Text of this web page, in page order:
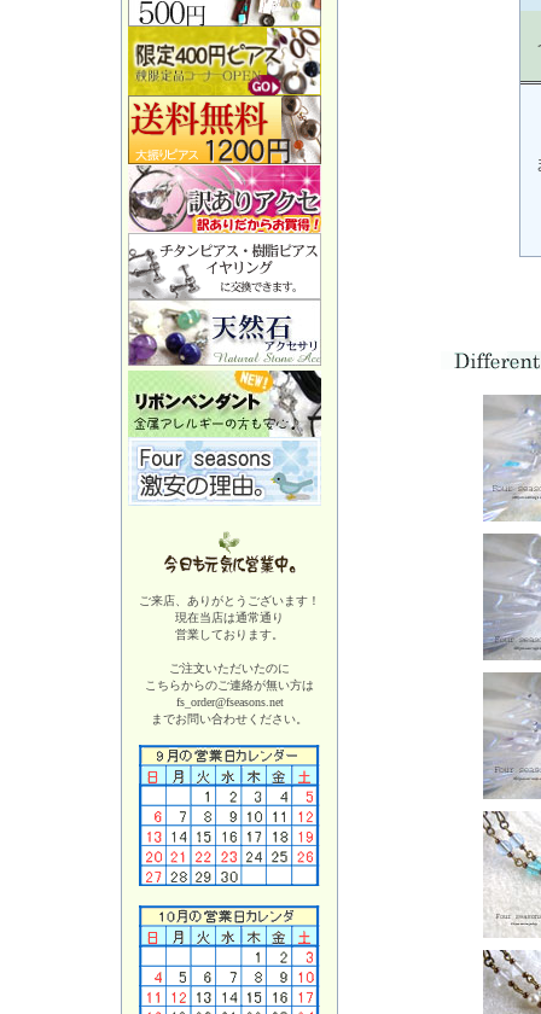
ご来店、ありがとうございます！
現在当店は通常通り
営業しております。
ご注文いただいたのに
こちらからのご連絡が無い方は
fs_order@fseasons.net
までお問い合わせください。